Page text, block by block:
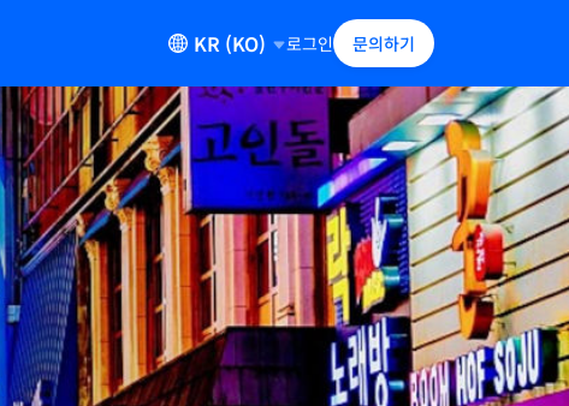
모바일 결제 제공자
모바일 결제 앱 사용자를 수백만
가맹점과 연결해 가맹점
우리 회사 브랜드
Ant International
Antom
Bettr
WorldFirst
KR (KO)
Global(English)
China(中文)
Japan(日本語)
Malaysia(English)
Philippines(English
Singapore (English)
South Korea( 한국어)
로그인 문의하기